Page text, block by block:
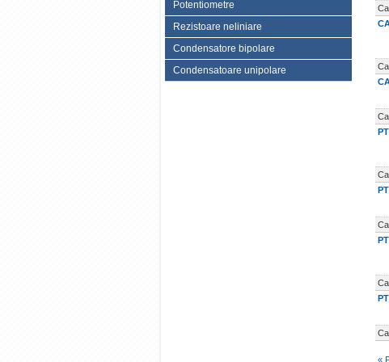
Potentiometre
Rezistoare neliniare
Condensatore bipolare
Condensatoare unipolare
«